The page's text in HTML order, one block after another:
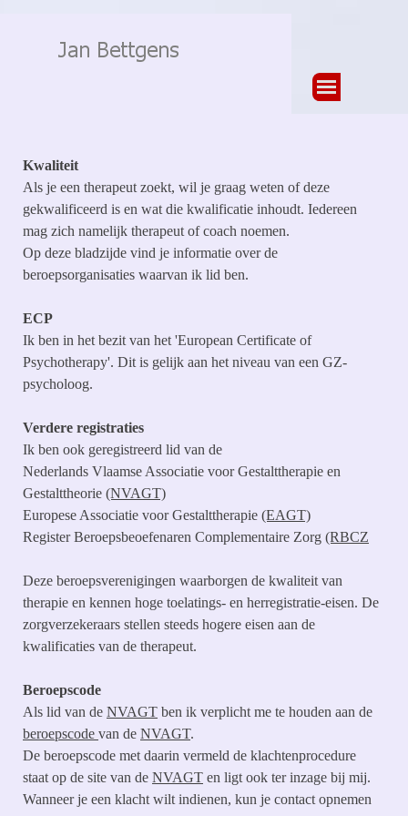
Kwaliteit
Als je een therapeut zoekt, wil je graag weten of deze
gekwalificeerd is en wat die kwalificatie inhoudt. Iedereen
mag zich namelijk therapeut of coach noemen.
Op deze bladzijde vind je informatie over de
beroepsorganisaties waarvan ik lid ben.
ECP
Ik ben in het bezit van het 'European Certificate of
Psychotherapy'. Dit is gelijk aan het niveau van een GZ-
psycholoog.
Verdere registraties
Ik ben ook geregistreerd lid van de
Nederlands Vlaamse Associatie voor Gestalttherapie en
Gestalttheorie (NVAGT)
Europese Associatie voor Gestalttherapie (EAGT)
Register Beroepsbeoefenaren Complementaire Zorg (RBCZ
Deze beroepsverenigingen waarborgen de kwaliteit van
therapie en kennen hoge toelatings- en herregistratie-eisen. De
zorgverzekeraars stellen steeds hogere eisen aan de
kwalificaties van de therapeut.
Beroepscode
Als lid van de NVAGT ben ik verplicht me te houden aan de
beroepscode van de NVAGT.
De beroepscode met daarin vermeld de klachtenprocedure
staat op de site van de NVAGT en ligt ook ter inzage bij mij.
Wanneer je een klacht wilt indienen, kun je contact opnemen